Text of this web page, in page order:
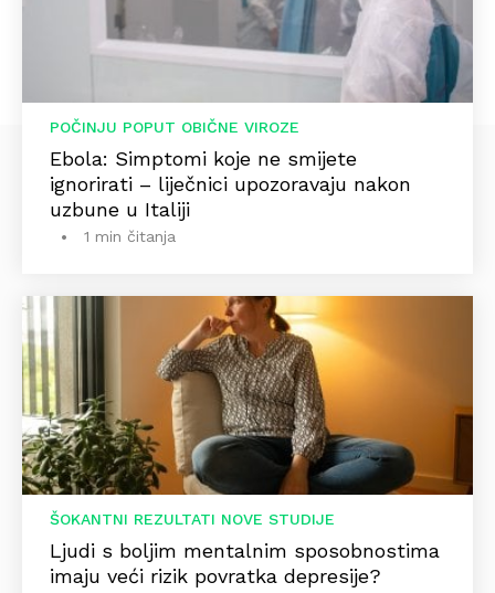
POČINJU POPUT OBIČNE VIROZE
Ebola: Simptomi koje ne smijete
ignorirati – liječnici upozoravaju nakon
uzbune u Italiji
1 min čitanja
ŠOKANTNI REZULTATI NOVE STUDIJE
Ljudi s boljim mentalnim sposobnostima
imaju veći rizik povratka depresije?